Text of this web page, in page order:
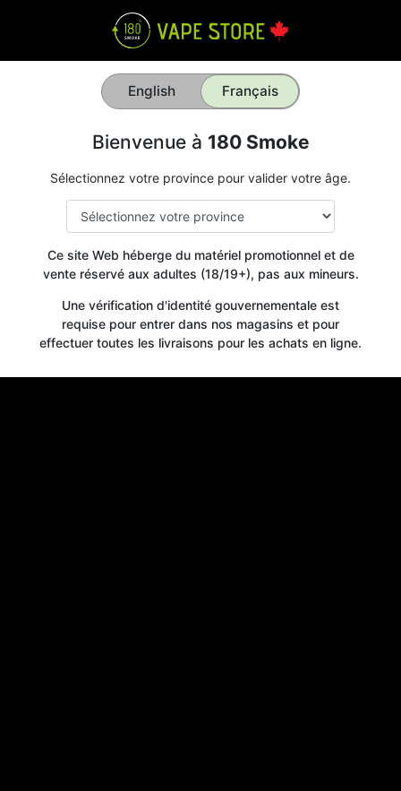
English Français
Bienvenue à 180 Smoke
Sélectionnez votre province pour valider votre âge.
Ce site Web héberge du matériel promotionnel et de
vente réservé aux adultes (18/19+), pas aux mineurs.
Une vérification d'identité gouvernementale est
requise pour entrer dans nos magasins et pour
effectuer toutes les livraisons pour les achats en ligne.